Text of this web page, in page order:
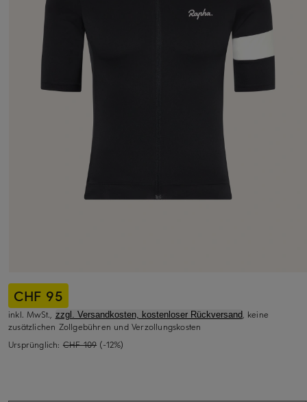
CHF 95
inkl. MwSt., zzgl. Versandkosten, kostenloser Rückversand, keine
zusätzlichen Zollgebühren und Verzollungskosten
Ursprünglich: CHF 109 (-12%)